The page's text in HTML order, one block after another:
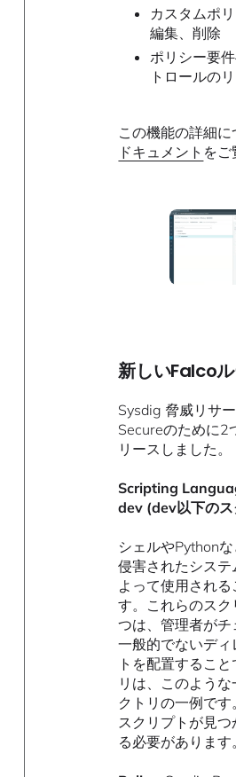
カスタムポ
編集、削除
ポリシー要
トロールの
この機能の詳細に
ドキュメント をご
新しいFalco
Sysdig 脅威リサ
Secureのために2
リースしました。
Scripting
dev (dev以下の
シェルやPythonな
侵害されたシス
よって使用され
す。これらのス
つは、管理者が
一般的でないデ
トを配置するこ
リは、このよう
クトリの一例で
スクリプトが見
る必要があります